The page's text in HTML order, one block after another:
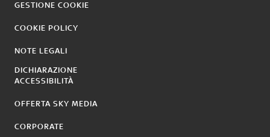
GESTIONE COOKIE
COOKIE POLICY
NOTE LEGALI
DICHIARAZIONE
ACCESSIBILITÀ
OFFERTA SKY MEDIA
CORPORATE